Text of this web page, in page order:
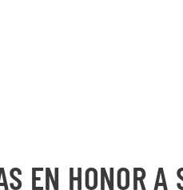
EN HONOR